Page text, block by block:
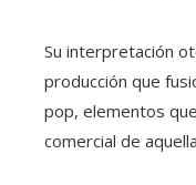
Su interpretación
producción que
pop, elementos
comercial de